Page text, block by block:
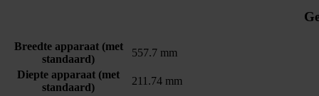
Breedte apparaat (met
standaard)
557.7 mm
Diepte apparaat (met
standaard)
211.74 mm